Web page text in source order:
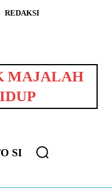
REDAKSI
MAJALAH
SI